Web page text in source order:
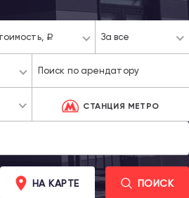
a За все
СТАНЦИЯ МЕТРО
НА КАРТЕ ПОИСК